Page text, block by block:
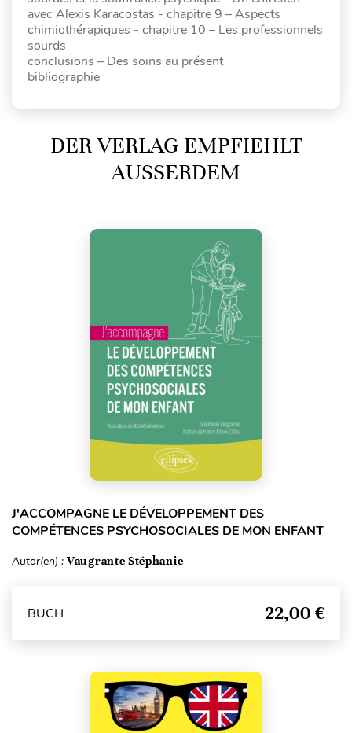
avec Alexis Karacostas - chapitre 9 – Aspects
chimiothérapiques - chapitre 10 – Les professionnels
sourds
conclusions – Des soins au présent
bibliographie
DER VERLAG EMPFIEHLT
AUSSERDEM
J'ACCOMPAGNE LE DÉVELOPPEMENT DES
COMPÉTENCES PSYCHOSOCIALES DE MON ENFANT
Autor(en) : Vaugrante Stéphanie
BUCH 22,00 €